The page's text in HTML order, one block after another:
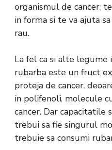
organismul de cancer,
in forma si te va ajuta
rau.
La fel ca si alte legume
rubarba este un fruct
proteja de cancer,
in polifenoli, molecule
cancer. Dar capacitatile
trebui sa fie singurul
trebuie sa consumi